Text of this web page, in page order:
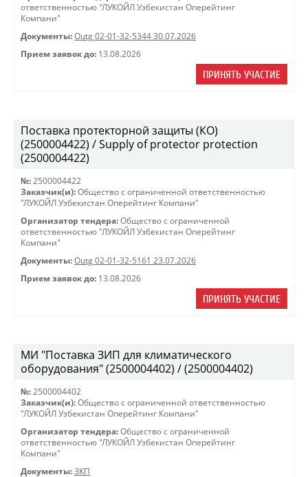
ответственностью "ЛУКОЙЛ Узбекистан Оперейтинг
Компани"
Документы: Outg 02-01-32-5344 30.07.2026
Прием заявок до: 13.08.2026
ПРИНЯТЬ УЧАСТИЕ
Поставка протекторной защиты (КО)
(2500004422) / Supply of protector protection
(2500004422)
№: 2500004422
Заказчик(и): Общество с ограниченной ответственностью
"ЛУКОЙЛ Узбекистан Оперейтинг Компани"
Организатор тендера: Общество с ограниченной
ответственностью "ЛУКОЙЛ Узбекистан Оперейтинг
Компани"
Документы: Outg 02-01-32-5161 23.07.2026
Прием заявок до: 13.08.2026
ПРИНЯТЬ УЧАСТИЕ
МИ "Поставка ЗИП для климатического
оборудования" (2500004402) / (2500004402)
№: 2500004402
Заказчик(и): Общество с ограниченной ответственностью
"ЛУКОЙЛ Узбекистан Оперейтинг Компани"
Организатор тендера: Общество с ограниченной
ответственностью "ЛУКОЙЛ Узбекистан Оперейтинг
Компани"
Документы: ЗКП